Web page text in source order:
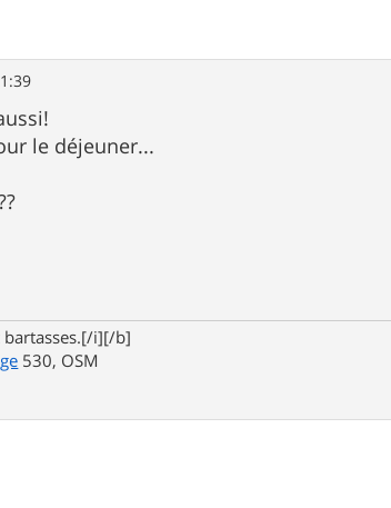
le déjeuner...
bartasses.[/i][/b]
530, OSM